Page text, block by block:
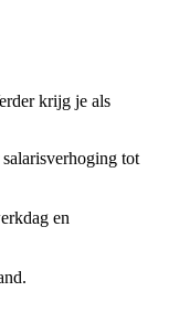
krijg je als
tot
en